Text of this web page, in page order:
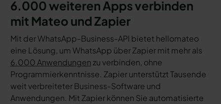
6.000 weiteren Apps verbinden
mit Mateo und Zapier
Mit der WhatsApp-Business-API bietet hellomateo
eine Lösung, um WhatsApp über Zapier mit mehr als
6.000 Anwendungenzu verbinden, ohne
Programmierkenntnisse. Zapier unterstützt Tausende
weit verbreiteter Business-Software und
Anwendungen. Mit Zapier können Sie automatisierte